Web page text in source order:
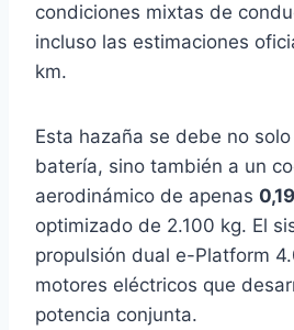
condiciones mixtas de
incluso las estimaciones
km.
Esta hazaña se debe no
batería, sino también a un
aerodinámico de apenas
optimizado de 2.100 kg. El
propulsión dual e-Platform
motores eléctricos que
potencia conjunta.